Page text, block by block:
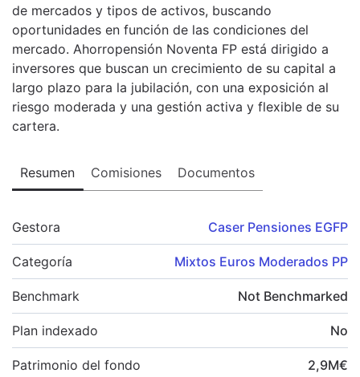
de mercados y tipos de activos, buscando
oportunidades en función de las condiciones del
mercado. Ahorropensión Noventa FP está dirigido a
inversores que buscan un crecimiento de su capital a
largo plazo para la jubilación, con una exposición al
riesgo moderada y una gestión activa y flexible de su
cartera.
Resumen Comisiones Documentos
Gestora Caser Pensiones EGFP
Categoría Mixtos Euros Moderados PP
Benchmark Not Benchmarked
Plan indexado No
Patrimonio del fondo 2,9M€